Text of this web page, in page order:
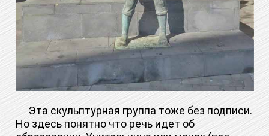
Эта скульптурная группа тоже без подписи.
Но здесь понятно что речь идет об